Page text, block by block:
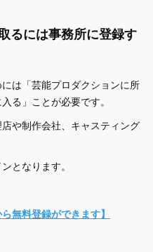
るには事務所に登録す
は「芸能プロダクションに所
る」ことが必要です。
や制作会社、キャスティング
となります。
無料登録ができます】